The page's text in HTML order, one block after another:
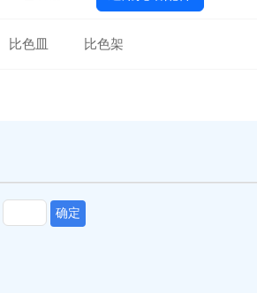
比色皿 比色架
确定